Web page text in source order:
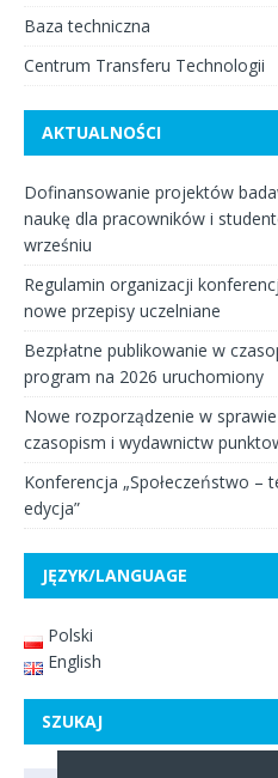
Baza techniczna
Centrum Transferu Technologii
AKTUALNOŚCI
Dofinansowanie projektów
naukę dla pracowników i
wrześniu
Regulamin organizacji
nowe przepisy uczelniane
Bezpłatne publikowanie w
program na 2026 uruchomiony
Nowe rozporządzenie w
czasopism i wydawnictw
Konferencja „Społeczeństwo –
edycja”
JĘZYK/LANGUAGE
Polski
English
SZUKAJ